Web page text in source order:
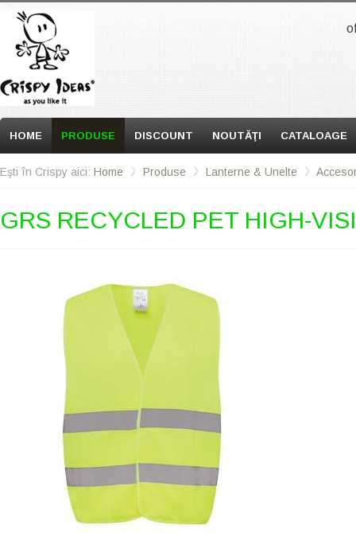
HOME PRODUSE DISCOUNT NOUTĂŢI CATALOAGE
Eşti în Crispy aici: Home Produse Lanterne & Unelte
GRS RECYCLED PET HIGH-